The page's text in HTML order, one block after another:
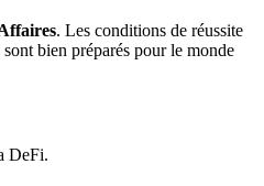
. Les conditions de réussite
bien préparés pour le monde
DeFi.